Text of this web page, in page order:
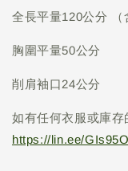
全長平量120公分 （
胸圍平量50公分
削肩袖口24公分
如有任何衣服或庫
https://lin.ee/